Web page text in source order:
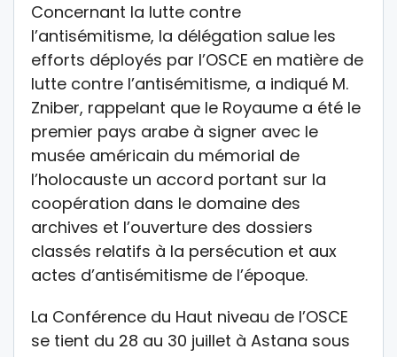
Concernant la lutte contre
l’antisémitisme, la délégation salue les
efforts déployés par l’OSCE en matière de
lutte contre l’antisémitisme, a indiqué M.
Zniber, rappelant que le Royaume a été le
premier pays arabe à signer avec le
musée américain du mémorial de
l’holocauste un accord portant sur la
coopération dans le domaine des
archives et l’ouverture des dossiers
classés relatifs à la persécution et aux
actes d’antisémitisme de l’époque.
La Conférence du Haut niveau de l’OSCE
se tient du 28 au 30 juillet à Astana sous